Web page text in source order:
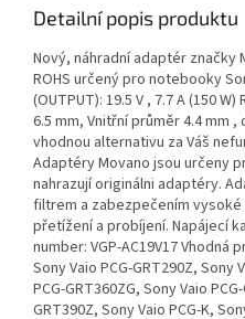
Detailní popis produktu
Nový, náhradní adaptér značky
ROHS určený pro notebooky
(OUTPUT): 19.5 V , 7.7 A (150
6.5 mm, Vnitřní průměr 4.4 mm ,
vhodnou alternativu za Váš
Adaptéry Movano jsou určeny
nahrazují originálni adaptéry.
filtrem a zabezpečením
přetížení a probíjení. Napájecí
number: VGP-AC19V17 Vhodná
Sony Vaio PCG-GRT290Z, Sony
PCG-GRT360ZG, Sony Vaio
GRT390Z, Sony Vaio PCG-K,